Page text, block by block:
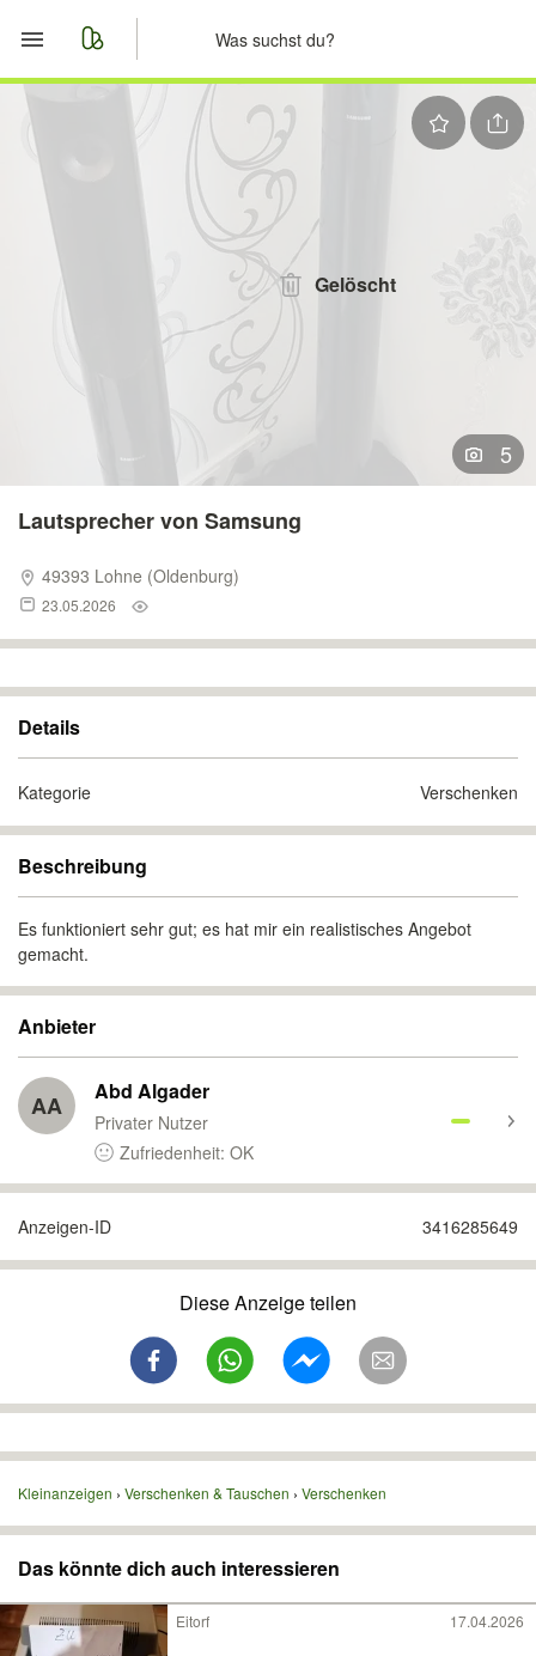
Merkliste
Nachrichten
Anzeige aufgeben
Gelöscht
5
Lautsprecher von Samsung
49393 Lohne (Oldenburg)
23.05.2026
Details
Kategorie Verschenken
Beschreibung
Es funktioniert sehr gut; es hat mir ein realistisches Angebot
gemacht.
Anbieter
AA Abd Algader
Privater Nutzer
Zufriedenheit: OK
Anzeigen-ID 3416285649
Diese Anzeige teilen
Kleinanzeigen Verschenken & Tauschen Verschenken
Das könnte dich auch interessieren
Eitorf 17.04.2026